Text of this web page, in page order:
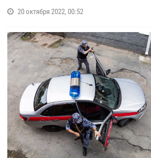
20 октября 2022, 00:52